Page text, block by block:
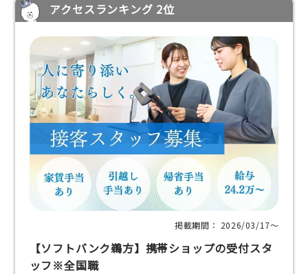
アクセスランキング 2位
掲載期間： 2026/03/17〜
【ソフトバンク鵜方】携帯ショップの受付スタ
ッフ※全国職